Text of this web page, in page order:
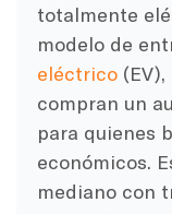
totalmente
modelo de
eléctrico(EV),
compran un
para quienes
económicos.
mediano con